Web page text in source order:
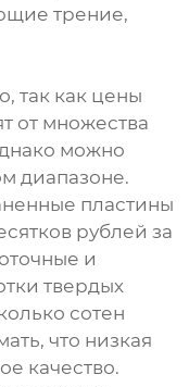
трение,
так как цены
от множества
можно
диапазоне.
пластины
рублей за
и
твердых
сотен
что низкая
качество.